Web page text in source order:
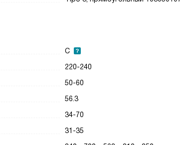
C
220-240
50-60
56.3
34-70
31-35